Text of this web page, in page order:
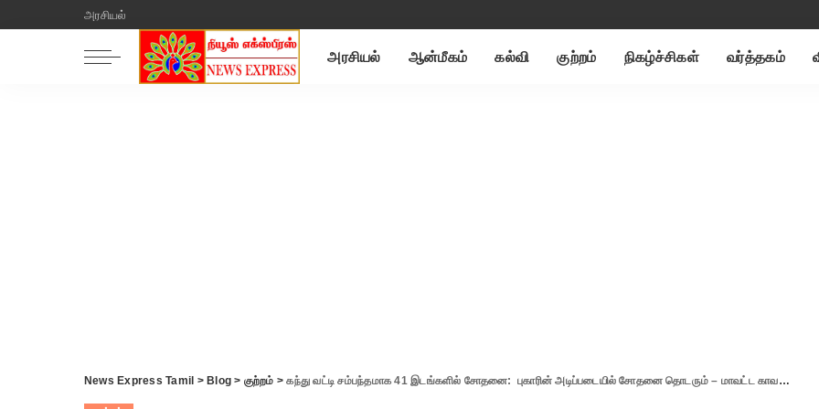
அரசியல்
அரசியல் ஆன்மீகம் கல்வி குற்றம் நிகழ்ச்சிகள் வர்த்தகம்
News Express Tamil > Blog > குற்றம் >கந்து வட்டி சம்பந்தமாக 41 இடங்களில் சோதனை: புகாரின் அடிப்படையில் சோதனை தொடரும் – மாவட்ட காவல் ஆணையாளர்